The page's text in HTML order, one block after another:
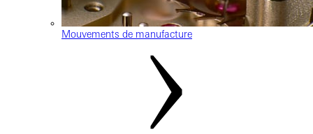
Mouvements de manufacture